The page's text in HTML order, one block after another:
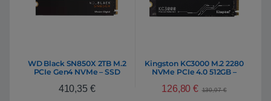
WD Black SN850X 2TB M.2
PCIe Gen4 NVMe – SSD
410,35 €
Kingston KC3000 M.2 2280
NVMe PCIe 4.0 512GB –
126,80€ 130,97€